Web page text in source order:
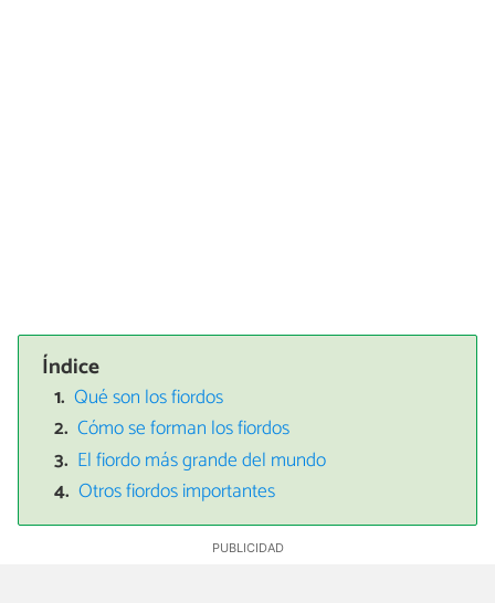
Índice
Qué son los fiordos
Cómo se forman los fiordos
El fiordo más grande del mundo
Otros fiordos importantes